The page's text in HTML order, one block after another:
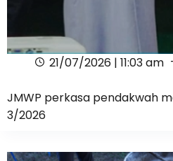
21/07/2026 | 11:03 am
JMWP perkasa pendakwah
3/2026